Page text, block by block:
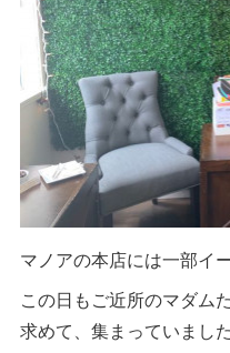
マノアの本店には一部イ
この日もご近所のマダム
求めて、集まっていまし